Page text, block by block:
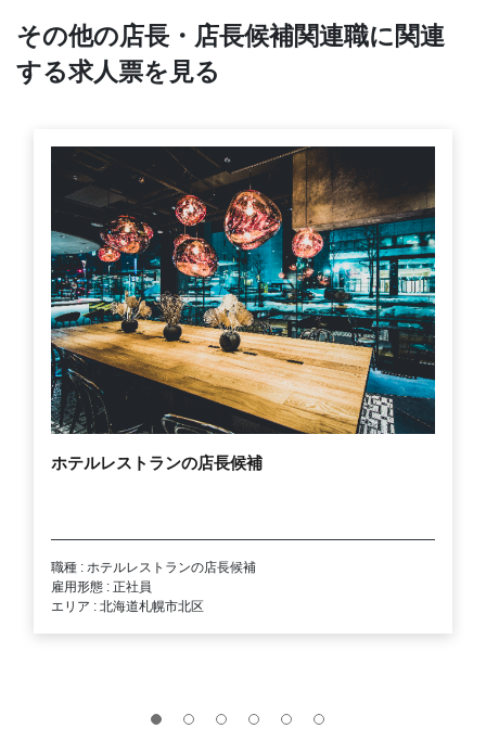
その他の店長・店長候補関連職に関連
する求人票を見る
ホテルレストランの店長候補
職種 : ホテルレストランの店長候補
雇用形態 : 正社員
エリア : 北海道札幌市北区